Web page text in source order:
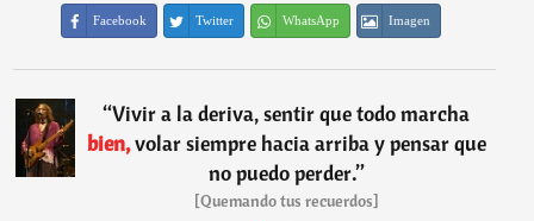
Facebook Twitter WhatsApp Imagen
“Vivir a la deriva, sentir que todo marcha
bien,volar siempre hacia arriba y pensar que
no puedo perder.”
[Quemando tus recuerdos]